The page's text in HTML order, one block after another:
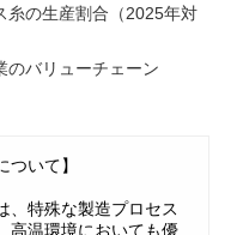
糸の生産割合（2025年対
のバリューチェーン
ついて】
、特殊な製造プロセス
高温環境においても優